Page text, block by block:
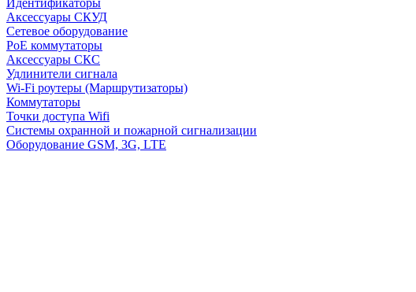
Аксессуары СКУД
Сетевое оборудование
PoE коммутаторы
Аксессуары СКС
Удлинители сигнала
Wi-Fi роутеры (Маршрутизаторы)
Коммутаторы
Точки доступа Wifi
Системы охранной и пожарной сигнализации
Оборудование GSM, 3G, LTE